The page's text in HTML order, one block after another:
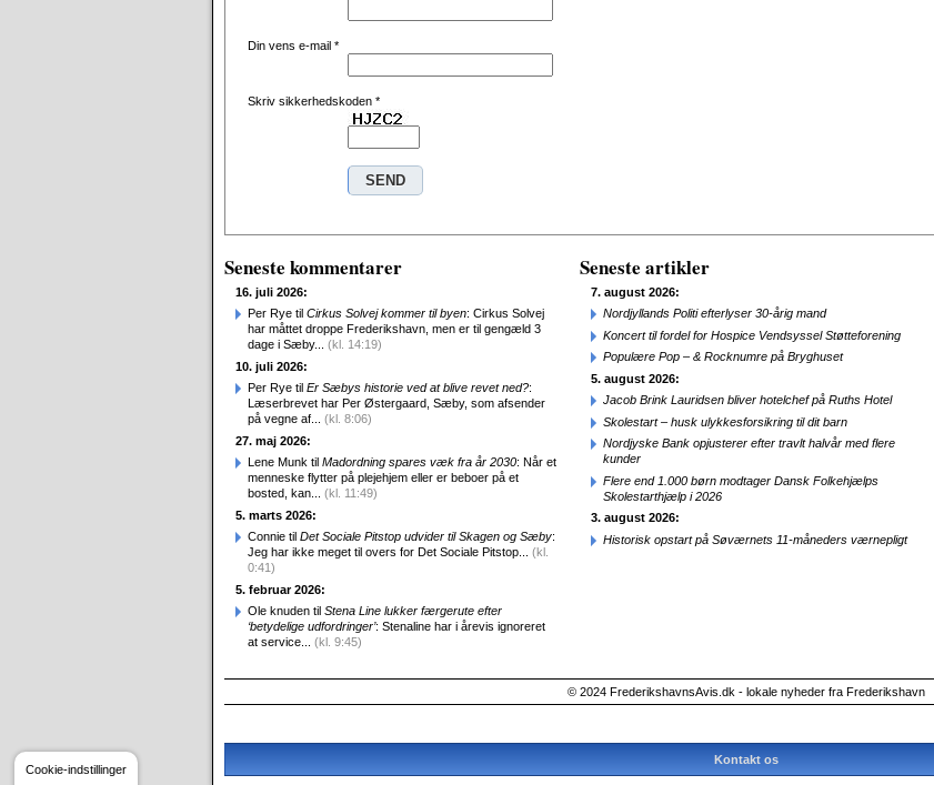
Din vens e-mail *
Skriv sikkerhedskoden *
Seneste kommentarer
16. juli 2026:
Per Rye til Cirkus Solvej kommer til byen: Cirkus Solvej
har måttet droppe Frederikshavn, men er til gengæld 3
dage i Sæby... (kl. 14:19)
10. juli 2026:
Per Rye til Er Sæbys historie ved at blive revet ned?:
Læserbrevet har Per Østergaard, Sæby, som afsender
på vegne af... (kl. 8:06)
27. maj 2026:
Lene Munk til Madordning spares væk fra år 2030: Når et
menneske flytter på plejehjem eller er beboer på et
bosted, kan... (kl. 11:49)
5. marts 2026:
Connie til Det Sociale Pitstop udvider til Skagen og Sæby:
Jeg har ikke meget til overs for Det Sociale Pitstop... (kl.
0:41)
5. februar 2026:
Ole knuden til Stena Line lukker færgerute efter
‘betydelige udfordringer’: Stenaline har i årevis ignoreret
at service... (kl. 9:45)
Seneste artikler
7. august 2026:
Nordjyllands Politi efterlyser 30-årig mand
Koncert til fordel for Hospice Vendsyssel Støtteforening
Populære Pop – & Rocknumre på Bryghuset
5. august 2026:
Jacob Brink Lauridsen bliver hotelchef på Ruths Hotel
Skolestart – husk ulykkesforsikring til dit barn
Nordjyske Bank opjusterer efter travlt halvår med flere
kunder
Flere end 1.000 børn modtager Dansk Folkehjælps
Skolestarthjælp i 2026
3. august 2026:
Historisk opstart på Søværnets 11-måneders værnepligt
© 2024 FrederikshavnsAvis.dk - lokale nyheder fra Frederikshavn
Kontakt os
Cookie-indstillinger